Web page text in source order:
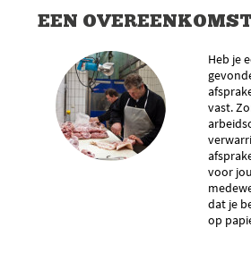
EEN
Heb je
vast.
voor
dat je
op